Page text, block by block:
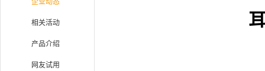
企业动态
相关活动
产品介绍
网友试用